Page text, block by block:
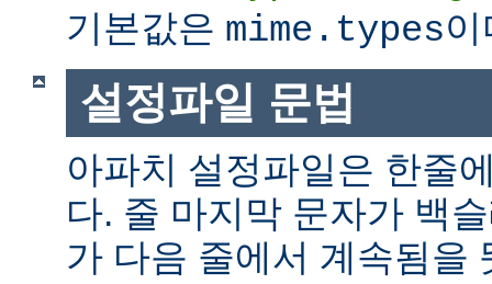
기본값은 mime.types이
설정파일 문법
아파치 설정파일은 한줄
다. 줄 마지막 문자가 백
가 다음 줄에서 계속됨을